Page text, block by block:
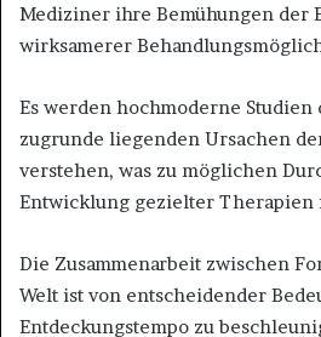
Mediziner ihre Bemühungen der
wirksamerer
Es werden hochmoderne
zugrunde liegenden Ursachen
verstehen, was zu möglichen
Entwicklung gezielter Therapien
Die Zusammenarbeit zwischen
Welt ist von entscheidender
Entdeckungstempo zu